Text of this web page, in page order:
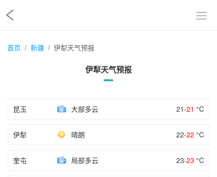
首页 新疆 伊犁天气预报
伊犁天气预报
昆玉 大部多云 21-21 °C
伊犁 晴朗 22-22 °C
奎屯 局部多云 23-23 °C